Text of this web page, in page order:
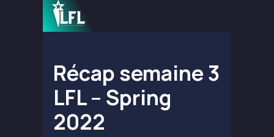
Récap semaine 3
LFL – Spring
2022